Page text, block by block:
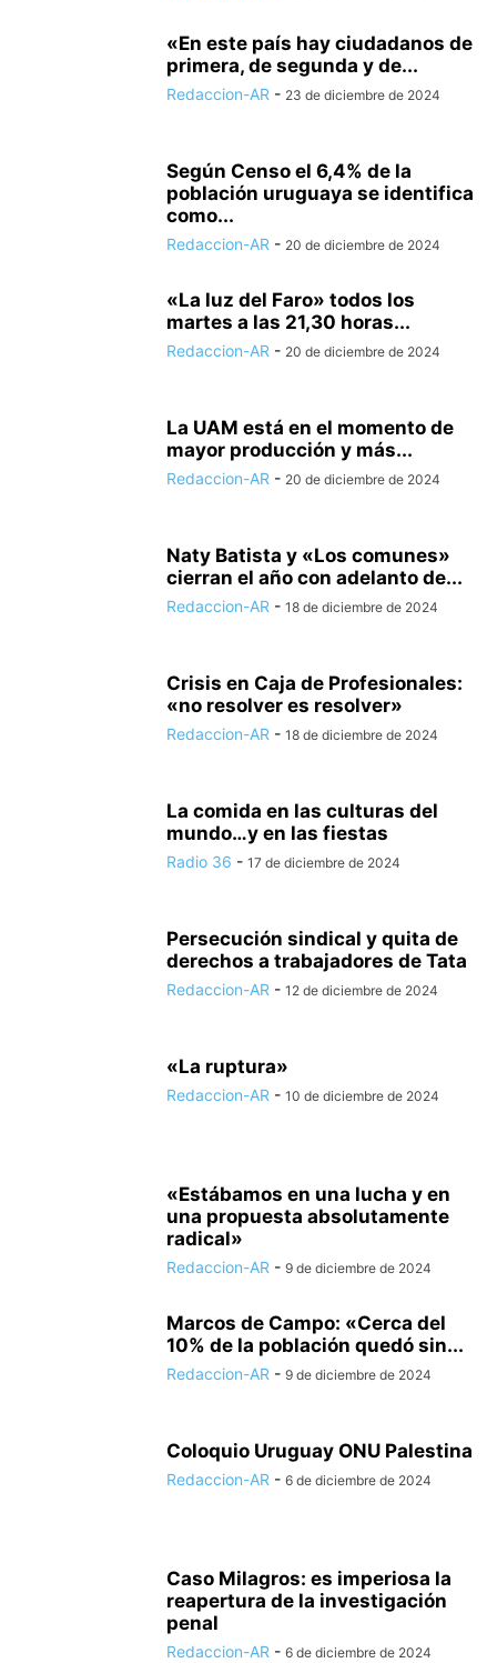
«En este país hay ciudadanos de
primera, de segunda y de...
Redaccion-AR - 23 de diciembre de 2024
Según Censo el 6,4% de la
población uruguaya se identifica
como...
Redaccion-AR - 20 de diciembre de 2024
«La luz del Faro» todos los
martes a las 21,30 horas...
Redaccion-AR - 20 de diciembre de 2024
La UAM está en el momento de
mayor producción y más...
Redaccion-AR - 20 de diciembre de 2024
Naty Batista y «Los comunes»
cierran el año con adelanto de...
Redaccion-AR - 18 de diciembre de 2024
Crisis en Caja de Profesionales:
«no resolver es resolver»
Redaccion-AR - 18 de diciembre de 2024
La comida en las culturas del
mundo…y en las fiestas
Radio 36 - 17 de diciembre de 2024
Persecución sindical y quita de
derechos a trabajadores de Tata
Redaccion-AR - 12 de diciembre de 2024
«La ruptura»
Redaccion-AR - 10 de diciembre de 2024
«Estábamos en una lucha y en
una propuesta absolutamente
radical»
Redaccion-AR - 9 de diciembre de 2024
Marcos de Campo: «Cerca del
10% de la población quedó sin...
Redaccion-AR - 9 de diciembre de 2024
Coloquio Uruguay ONU Palestina
Redaccion-AR - 6 de diciembre de 2024
Caso Milagros: es imperiosa la
reapertura de la investigación
penal
Redaccion-AR - 6 de diciembre de 2024